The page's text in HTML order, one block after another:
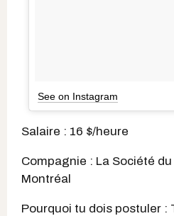
See on Instagram
Salaire : 16 $/heure
Compagnie : La Société
Montréal
Pourquoi tu dois postuler :